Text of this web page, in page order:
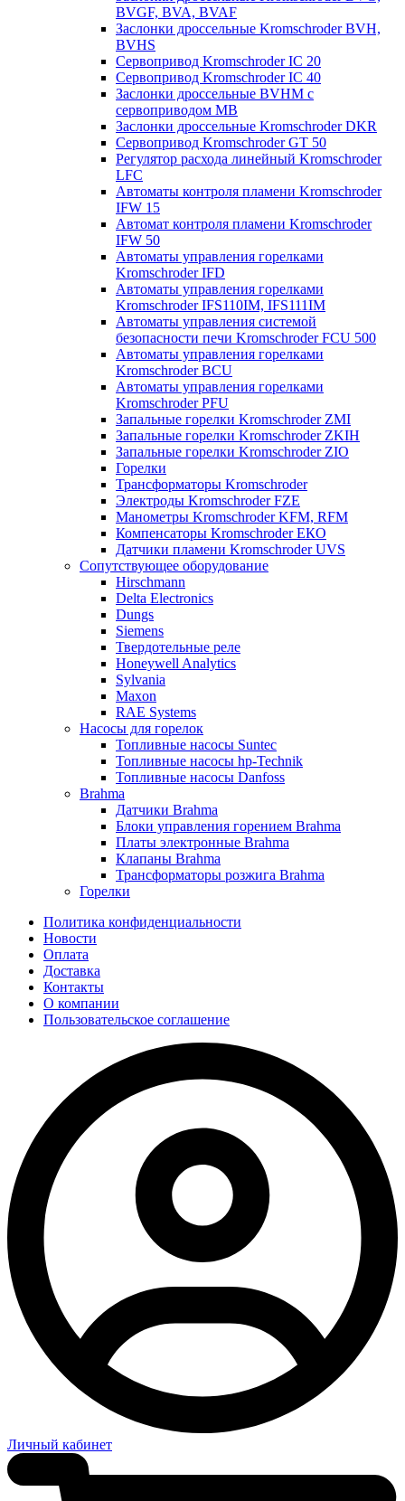
BVGF, BVA, BVAF
Заслонки дроссельные Kromschroder BVH,
BVHS
Сервопривод Kromschroder IC 20
Сервопривод Kromschroder IC 40
Заслонки дроссельные BVHM с
сервоприводом МВ
Заслонки дроссельные Kromschroder DKR
Cервопривод Kromschroder GT 50
Регулятор расхода линейный Kromschroder
LFC
Автоматы контроля пламени Kromschroder
IFW 15
Автомат контроля пламени Kromschroder
IFW 50
Автоматы управления горелками
Kromschroder IFD
Автоматы управления горелками
Kromschroder IFS110IM, IFS111IM
Автоматы управления системой
безопасности печи Kromschroder FCU 500
Автоматы управления горелками
Kromschroder BCU
Автоматы управления горелками
Kromschroder PFU
Запальные горелки Kromschroder ZМI
Запальные горелки Kromschroder ZKIH
Запальные горелки Kromschroder ZIO
Горелки
Трансформаторы Kromschroder
Электроды Kromschroder FZE
Манометры Kromschroder KFM, RFM
Компенсаторы Kromschroder ЕКО
Датчики пламени Kromschroder UVS
Сопутствующее оборудование
Hirschmann
Delta Electronics
Dungs
Siemens
Твердотельные реле
Honeywell Analytics
Sylvania
Maxon
RAE Systems
Насосы для горелок
Топливные насосы Suntec
Топливные насосы hp-Technik
Топливные насосы Danfoss
Brahma
Датчики Brahma
Блоки управления горением Brahma
Платы электронные Brahma
Клапаны Brahma
Трансформаторы розжига Brahma
Горелки
Политика конфиденциальности
Новости
Оплата
Доставка
Контакты
О компании
Пользовательское соглашение
Личный кабинет